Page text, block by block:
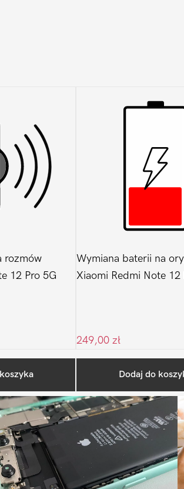
rozmów
12 Pro 5G
Wymiana baterii na
Xiaomi Redmi Note 12
249,00 zł
Dodaj do
Ostatnio na blogu